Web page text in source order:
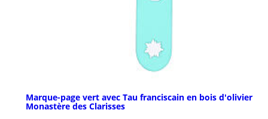
Marque-page vert avec Tau franciscain en bois d'olivier
Monastère des Clarisses